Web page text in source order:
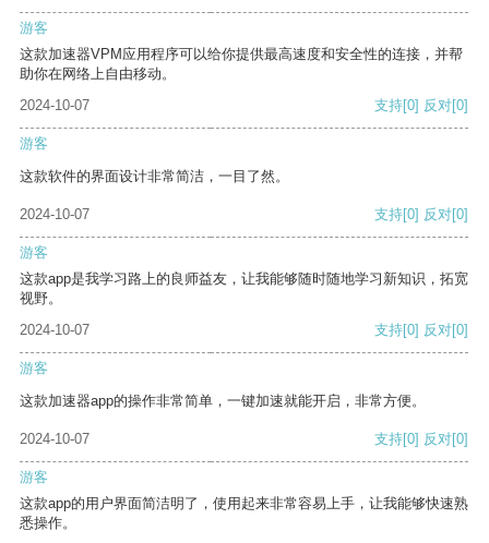
游客
这款加速器VPM应用程序可以给你提供最高速度和安全性的连接，并帮
助你在网络上自由移动。
2024-10-07
支持[0] 反对[0]
游客
这款软件的界面设计非常简洁，一目了然。
2024-10-07 支持[0] 反对[0]
游客
这款app是我学习路上的良师益友，让我能够随时随地学习新知识，拓宽
视野。
2024-10-07
支持[0] 反对[0]
游客
这款加速器app的操作非常简单，一键加速就能开启，非常方便。
2024-10-07 支持[0] 反对[0]
游客
这款app的用户界面简洁明了，使用起来非常容易上手，让我能够快速熟
悉操作。